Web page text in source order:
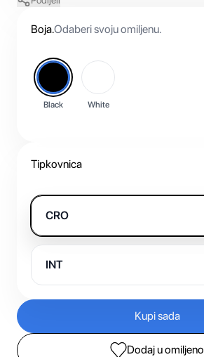
Boja.Odaberi svoju omiljenu.
Black White
Tipkovnica
CRO
INT
Kupi sada
Dodaj u omiljeno